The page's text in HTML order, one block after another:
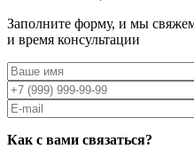
Заполните форму, и мы
и время консультации
Как с вами связаться?